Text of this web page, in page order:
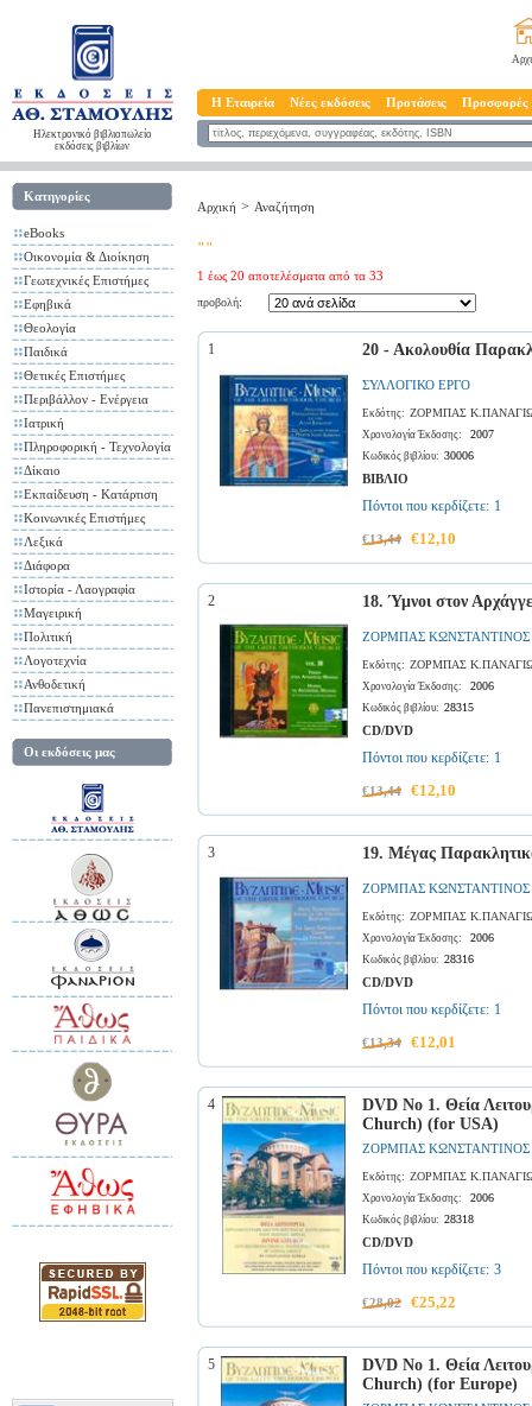
Ηλεκτρονικό βιβλιοπωλείο
εκδόσεις βιβλίων
Η Εταιρεία Νέες εκδόσεις Προτάσεις Προσφορές
Κατηγορίες
eBooks
Οικονομία & Διοίκηση
Γεωτεχνικές Επιστήμες
Εφηβικά
Θεολογία
Παιδικά
Θετικές Επιστήμες
Περιβάλλον - Ενέργεια
Ιατρική
Πληροφορική - Τεχνολογία
Δίκαιο
Εκπαίδευση - Κατάρτιση
Κοινωνικές Επιστήμες
Λεξικά
Διάφορα
Ιστορία - Λαογραφία
Μαγειρική
Πολιτική
Λογοτεχνία
Ανθοδετική
Πανεπιστημιακά
Οι εκδόσεις μας
Αρχική > Αναζήτηση
""
1 έως 20 αποτελέσματα από τα 33
προβολή:
1 20 - Ακολουθία
ΣΥΛΛΟΓΙΚΟ ΕΡΓΟ
Εκδότης: ΖΟΡΜΠΑΣ
Χρονολογία Έκδοσης: 2007
Κωδικός βιβλίου: 30006
ΒΙΒΛΙΟ
Πόντοι που κερδίζετε: 1
€13,44 €12,10
2 18. Ύμνοι στον
ΖΟΡΜΠΑΣ ΚΩΝΣΤΑΝΤΙΝΟΣ
Εκδότης: ΖΟΡΜΠΑΣ
Χρονολογία Έκδοσης: 2006
Κωδικός βιβλίου: 28315
CD/DVD
Πόντοι που κερδίζετε: 1
€13,44 €12,10
3 19. Μέγας
ΖΟΡΜΠΑΣ ΚΩΝΣΤΑΝΤΙΝΟΣ
Εκδότης: ΖΟΡΜΠΑΣ
Χρονολογία Έκδοσης: 2006
Κωδικός βιβλίου: 28316
CD/DVD
Πόντοι που κερδίζετε: 1
€13,34 €12,01
4
DVD No 1. Θεία
Church) (for USA)
ΖΟΡΜΠΑΣ ΚΩΝΣΤΑΝΤΙΝΟΣ
Εκδότης: ΖΟΡΜΠΑΣ
Χρονολογία Έκδοσης: 2006
Κωδικός βιβλίου: 28318
CD/DVD
Πόντοι που κερδίζετε: 3
€28,02 €25,22
5
DVD No 1. Θεία
Church) (for Europe)